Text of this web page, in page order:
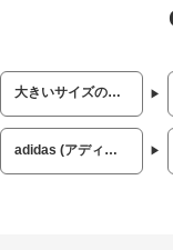
大きいサイズのメンズ服
adidas (アディダス)